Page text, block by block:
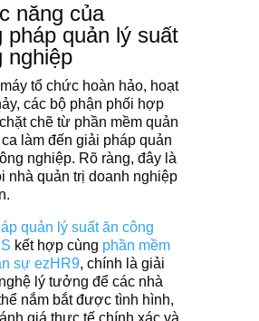
năng của
pháp quản lý suất
nghiệp
tổ chức hoàn hảo, hoạt
các bộ phận phối hợp
chẽ từ phần mềm quản
làm đến giải pháp quản
nghiệp. Rõ ràng, đây là
nhà quản trị doanh nghiệp
quản lý suất ăn công
kết hợp cùng phần mềm
sự ezHR9, chính là giải
lý tưởng để các nhà
nắm bắt được tình hình,